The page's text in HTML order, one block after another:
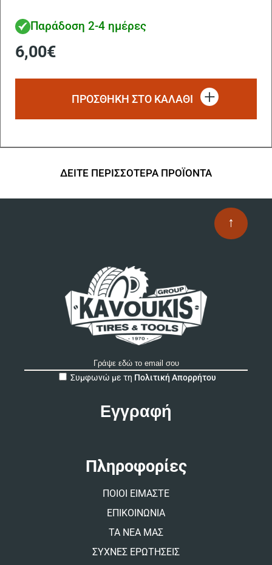
Παράδοση 2-4 ημέρες
6,00€
ΠΡΟΣΘΗΚΗ ΣΤΟ ΚΑΛΑΘΙ
ΔΕΙΤΕ ΠΕΡΙΣΣΟΤΕΡΑ ΠΡΟΪΟΝΤΑ
↑
Συμφωνώ με τη Πολιτική Απορρήτου
Πληροφορίες
ΠΟΙΟΙ ΕΙΜΑΣΤΕ
ΕΠΙΚΟΙΝΩΝΙΑ
ΤΑ ΝΕΑ ΜΑΣ
ΣΥΧΝΕΣ ΕΡΩΤΗΣΕΙΣ